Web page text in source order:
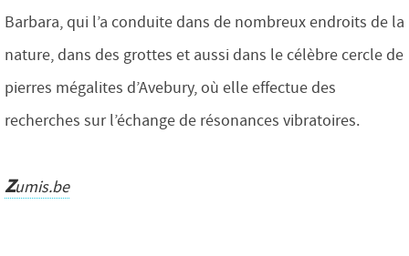
Barbara, qui l’a conduite dans de nombreux endroits de la
nature, dans des grottes et aussi dans le célèbre cercle de
pierres mégalites d’Avebury, où elle effectue des
recherches sur l’échange de résonances vibratoires.
zumis.be